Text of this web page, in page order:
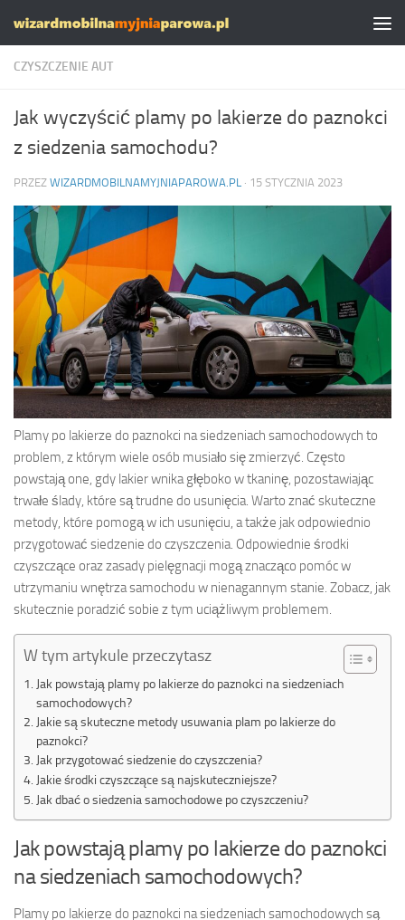
Skip to content
CZYSZCZENIE AUT
Jak wyczyścić plamy po lakierze do paznokci
z siedzenia samochodu?
PRZEZ WIZARDMOBILNAMYJNIAPAROWA.PL · 15 STYCZNIA 2023
Plamy po lakierze do paznokci na siedzeniach samochodowych to
problem, z którym wiele osób musiało się zmierzyć. Często
powstają one, gdy lakier wnika głęboko w tkaninę, pozostawiając
trwałe ślady, które są trudne do usunięcia. Warto znać skuteczne
metody, które pomogą w ich usunięciu, a także jak odpowiednio
przygotować siedzenie do czyszczenia. Odpowiednie środki
czyszczące oraz zasady pielęgnacji mogą znacząco pomóc w
utrzymaniu wnętrza samochodu w nienagannym stanie. Zobacz, jak
skutecznie poradzić sobie z tym uciążliwym problemem.
W tym artykule przeczytasz
Jak powstają plamy po lakierze do paznokci na siedzeniach
samochodowych?
Jakie są skuteczne metody usuwania plam po lakierze do
paznokci?
Jak przygotować siedzenie do czyszczenia?
Jakie środki czyszczące są najskuteczniejsze?
Jak dbać o siedzenia samochodowe po czyszczeniu?
Jak powstają plamy po lakierze do paznokci
na siedzeniach samochodowych?
Plamy po lakierze do paznokci na siedzeniach samochodowych są